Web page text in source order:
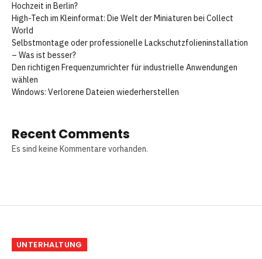
Hochzeit in Berlin?
High-Tech im Kleinformat: Die Welt der Miniaturen bei Collect
World
Selbstmontage oder professionelle Lackschutzfolieninstallation
– Was ist besser?
Den richtigen Frequenzumrichter für industrielle Anwendungen
wählen
Windows: Verlorene Dateien wiederherstellen
Recent Comments
Es sind keine Kommentare vorhanden.
UNTERHALTUNG